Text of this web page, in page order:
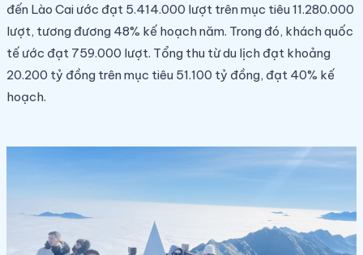
đến Lào Cai ước đạt 5.414.000 lượt trên mục tiêu 11.280.000
lượt, tương đương 48% kế hoạch năm. Trong đó, khách quốc
tế ước đạt 759.000 lượt. Tổng thu từ du lịch đạt khoảng
20.200 tỷ đồng trên mục tiêu 51.100 tỷ đồng, đạt 40% kế
hoạch.